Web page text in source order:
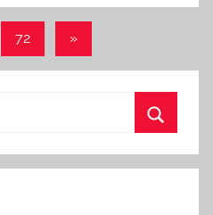
72
Next
»